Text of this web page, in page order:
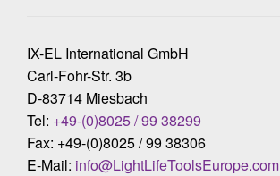
IX-EL International GmbH
Carl-Fohr-Str. 3b
D-83714 Miesbach
Tel: +49-(0)8025 / 99 38299
Fax: +49-(0)8025 / 99 38306
E-Mail: info@LightLifeToolsEurope.com